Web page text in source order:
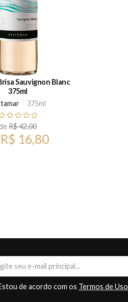
Sauvignon Blanc
375ml
375ml
deR$ 42,00
R$ 16,80
de acordo com os Termos de Uso